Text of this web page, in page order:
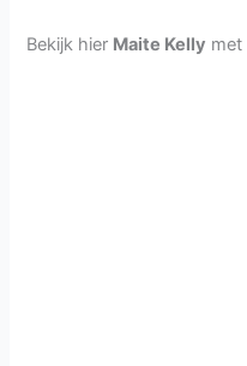
Bekijk hier Maite Kelly met